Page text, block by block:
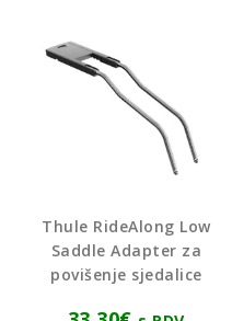
Thule RideAlong Low
Saddle Adapter za
povišenje sjedalice